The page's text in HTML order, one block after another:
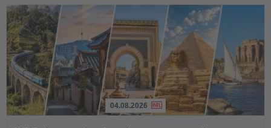
04.08.2026